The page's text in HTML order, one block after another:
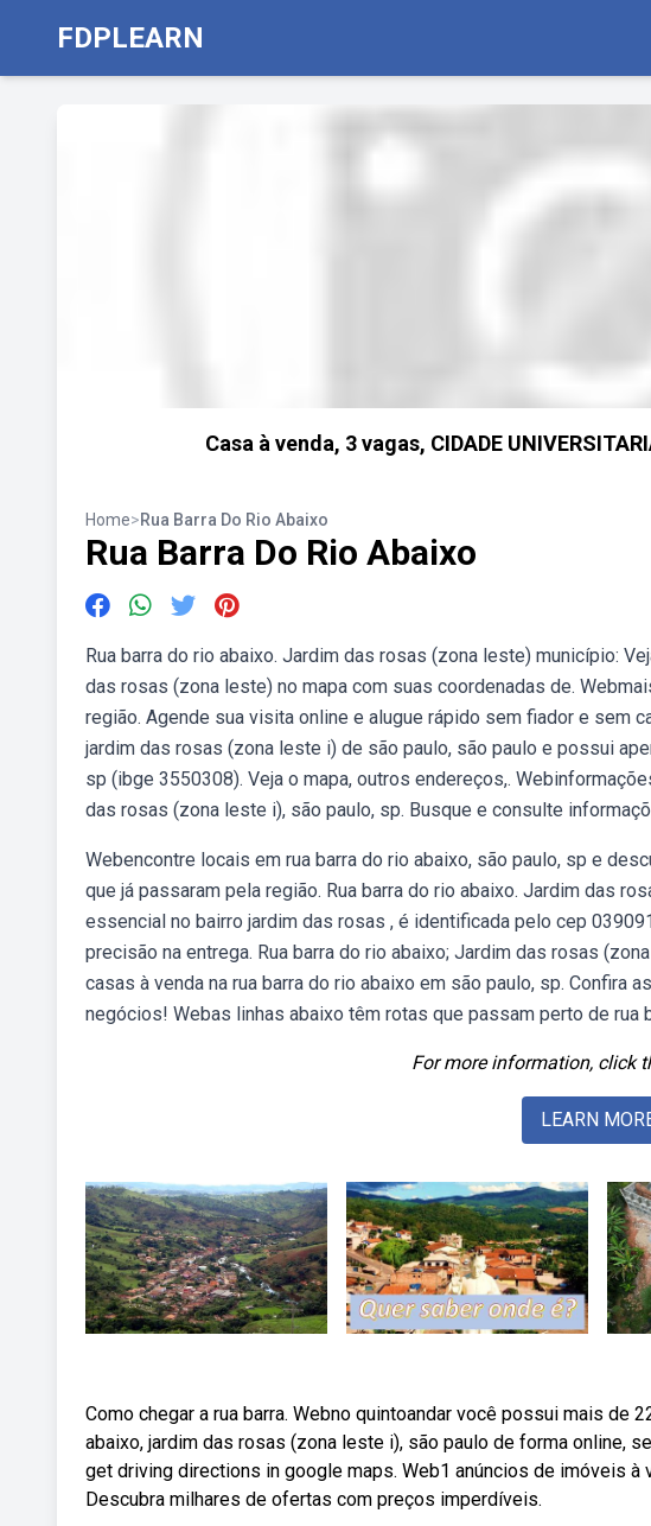
FDPLEARN
Casa à venda, 3 vagas, CIDADE
Home>Rua Barra Do Rio Abaixo
Rua Barra Do Rio Abaixo
Rua barra do rio abaixo. Jardim das rosas (zona leste) município:
das rosas (zona leste) no mapa com suas coordenadas de.
região. Agende sua visita online e alugue rápido sem fiador e sem
jardim das rosas (zona leste i) de são paulo, são paulo e possui
sp (ibge 3550308). Veja o mapa, outros endereços,.
das rosas (zona leste i), são paulo, sp. Busque e consulte
Webencontre locais em rua barra do rio abaixo, são paulo, sp e
que já passaram pela região. Rua barra do rio abaixo. Jardim das
essencial no bairro jardim das rosas , é identificada pelo cep
precisão na entrega. Rua barra do rio abaixo; Jardim das rosas
casas à venda na rua barra do rio abaixo em são paulo, sp.
negócios! Webas linhas abaixo têm rotas que passam perto de rua
For more information, click
LEARN
Como chegar a rua barra. Webno quintoandar você possui mais de
abaixo, jardim das rosas (zona leste i), são paulo de forma online,
get driving directions in google maps. Web1 anúncios de imóveis à
Descubra milhares de ofertas com preços imperdíveis.